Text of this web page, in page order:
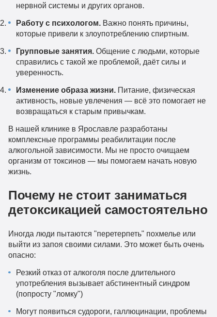
нервной системы и других органов.
Работу с психологом. Важно понять причины,
которые привели к злоупотреблению спиртным.
Групповые занятия. Общение с людьми, которые
справились с такой же проблемой, даёт силы и
уверенность.
Изменение образа жизни. Питание, физическая
активность, новые увлечения — всё это помогает не
возвращаться к старым привычкам.
В нашей клинике в Ярославле разработаны
комплексные программы реабилитации после
алкогольной зависимости. Мы не просто очищаем
организм от токсинов — мы помогаем начать новую
жизнь.
Почему не стоит заниматься
детоксикацией самостоятельно
Иногда люди пытаются "перетерпеть" похмелье или
выйти из запоя своими силами. Это может быть очень
опасно:
Резкий отказ от алкоголя после длительного
употребления вызывает абстинентный синдром
(попросту "ломку")
Могут появиться судороги, галлюцинации, проблемы